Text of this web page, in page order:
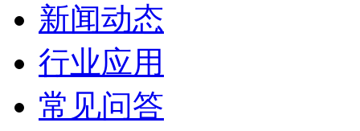
新闻动态
行业应用
常见问答